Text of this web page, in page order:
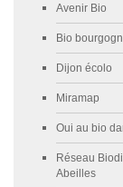
Avenir Bio
Bio
Dijon écolo
Miramap
Oui au bio
Réseau
Abeilles